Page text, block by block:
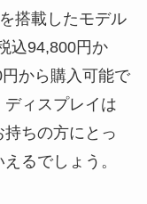
搭載したモデル
込94,800円か
から購入可能で
ィスプレイは
ちの方にとっ
るでしょう。